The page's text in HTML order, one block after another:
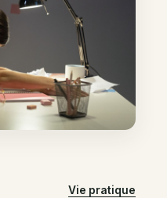
Vie pratique